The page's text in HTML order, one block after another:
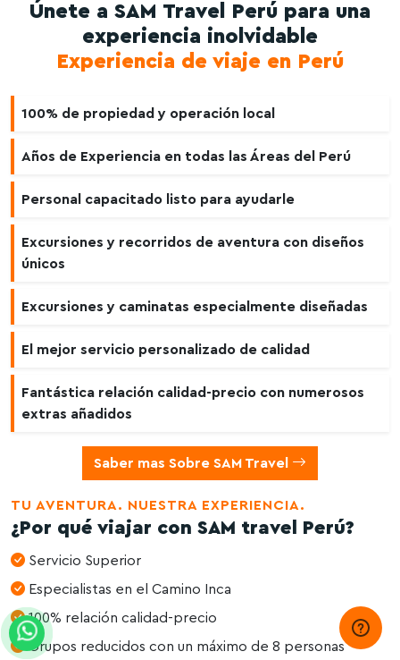
Únete a SAM Travel Perú para una
experiencia inolvidable
Experiencia de viaje en Perú
100% de propiedad y operación local
Años de Experiencia en todas las Áreas del Perú
Personal capacitado listo para ayudarle
Excursiones y recorridos de aventura con diseños
únicos
Excursiones y caminatas especialmente diseñadas
El mejor servicio personalizado de calidad
Fantástica relación calidad-precio con numerosos
extras añadidos
Saber mas Sobre SAM Travel
TU AVENTURA. NUESTRA EXPERIENCIA.
¿Por qué viajar con SAM travel Perú?
Servicio Superior
Especialistas en el Camino Inca
100% relación calidad-precio
Grupos reducidos con un máximo de 8 personas